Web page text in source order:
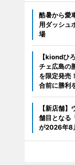
酷暑から愛
用ダッシュ
場
【kiondひ
チェ広島の
を限定発売
合前に勝利
【新店舗
舗目となる
が2026年8